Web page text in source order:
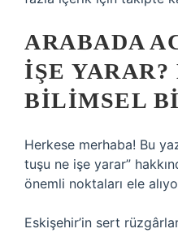
ARABADA
İŞE YARAR?
BILIMSEL
Herkese merhaba! Bu
tuşu ne işe yarar”
önemli noktaları ele
Eskişehir’in sert